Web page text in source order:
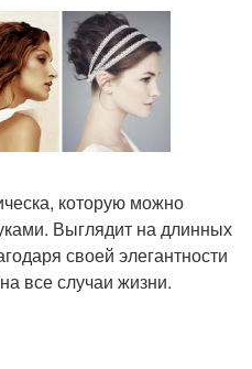
которую можно
Выглядит на длинных
своей элегантности
все случаи жизни.